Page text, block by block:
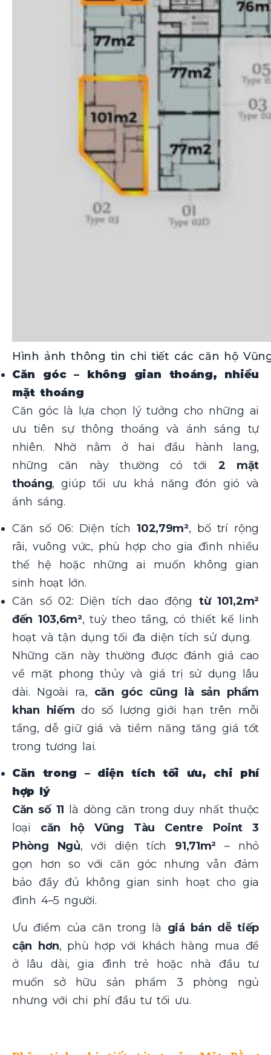
Hình ảnh thông tin chi tiết các căn hộ
Căn góc – không gian thoáng, nhiều
mặt thoáng
Căn góc là lựa chọn lý tưởng cho những ai
ưu tiên sự thông thoáng và ánh sáng tự
nhiên. Nhờ nằm ở hai đầu hành lang,
những căn này thường có tới 2 mặt
thoáng, giúp tối ưu khả năng đón gió và
ánh sáng.
Căn số 06: Diện tích102,79m², bố trí rộng
rãi, vuông vức, phù hợp cho gia đình nhiều
thế hệ hoặc những ai muốn không gian
sinh hoạt lớn.
Căn số 02: Diện tích dao động từ 101,2m²
đến 103,6m², tuỳ theo tầng, có thiết kế linh
hoạt và tận dụng tối đa diện tích sử dụng.
Những căn này thường được đánh giá cao
về mặt phong thủy và giá trị sử dụng lâu
dài. Ngoài ra, căn góc cũng là sản phẩm
khan hiếm do số lượng giới hạn trên mỗi
tầng, dễ giữ giá và tiềm năng tăng giá tốt
trong tương lai.
Căn trong – diện tích tối ưu, chi phí
hợp lý
Căn số 11 là dòng căn trong duy nhất thuộc
loại căn hộ Vũng Tàu Centre Point 3
Phòng Ngủ, với diện tích 91,71m² – nhỏ
gọn hơn so với căn góc nhưng vẫn đảm
bảo đầy đủ không gian sinh hoạt cho gia
đình 4–5 người.
Ưu điểm của căn trong là giá bán dễ tiếp
cận hơn, phù hợp với khách hàng mua để
ở lâu dài, gia đình trẻ hoặc nhà đầu tư
muốn sở hữu sản phẩm 3 phòng ngủ
nhưng với chi phí đầu tư tối ưu.